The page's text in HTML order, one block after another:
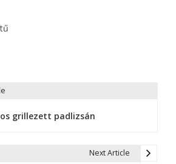
grillezett padlizsán
Next Article